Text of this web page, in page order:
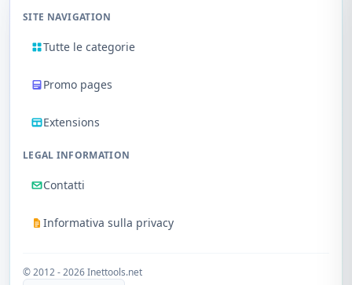
SITE NAVIGATION
Tutte le categorie
Promo pages
Extensions
LEGAL INFORMATION
Contatti
Informativa sulla privacy
© 2012 - 2026 Inettools.net